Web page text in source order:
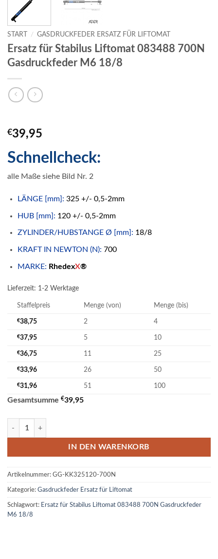
START / GASDRUCKFEDER ERSATZ FÜR LIFTOMAT
Ersatz für Stabilus Liftomat 083488 700N
Gasdruckfeder M6 18/8
€39,95
Schnellcheck:
alle Maße siehe Bild Nr. 2
LÄNGE [mm]: 325 +/- 0,5-2mm
HUB [mm]: 120 +/- 0,5-2mm
ZYLINDER/HUBSTANGE Ø [mm]: 18/8
KRAFT IN NEWTON (N): 700
MARKE: RhedexX®
Lieferzeit: 1-2 Werktage
Staffelpreis Menge (von) Menge (bis)
€38,75 2 4
€37,95 5 10
€36,75 11 25
€33,96 26 50
€31,96 51 100
Gesamtsumme €39,95
Ersatz für Stabilus Liftomat 083488 700N Gasdruckfeder M6 18/8
IN DEN WARENKORB
Artikelnummer: GG-KK325120-700N
Kategorie: Gasdruckfeder Ersatz für Liftomat
Schlagwort: Ersatz für Stabilus Liftomat 083488 700N Gasdruckfeder
M6 18/8